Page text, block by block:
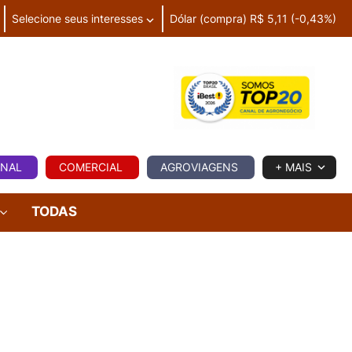
Selecione seus interesses Dólar (compra) R$ 5,11 (-0,43%)
COMERCIAL AGROVIAGENS + MAIS
TODAS